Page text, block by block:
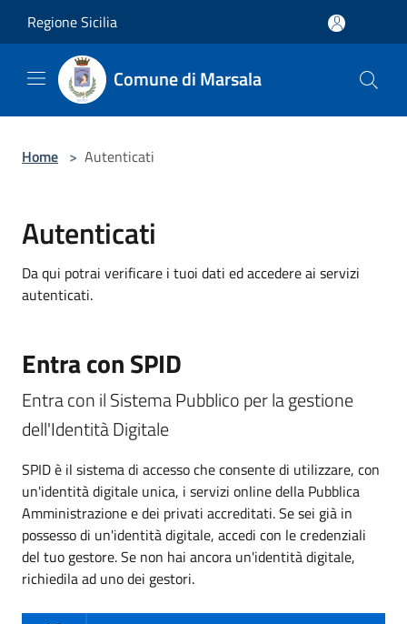
Regione Sicilia
Comune di Marsala
Home > Autenticati
Autenticati
Da qui potrai verificare i tuoi dati ed accedere ai servizi
autenticati.
Entra con SPID
Entra con il Sistema Pubblico per la gestione
dell'Identità Digitale
SPID è il sistema di accesso che consente di utilizzare, con
un'identità digitale unica, i servizi online della Pubblica
Amministrazione e dei privati accreditati. Se sei già in
possesso di un'identità digitale, accedi con le credenziali
del tuo gestore. Se non hai ancora un'identità digitale,
richiedila ad uno dei gestori.